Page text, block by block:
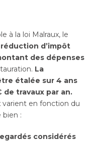
à la loi Malraux, le
réduction d’impôt
des dépenses
La
étalée sur 4 ans
de travaux par an.
varient en fonction du
bien :
considérés